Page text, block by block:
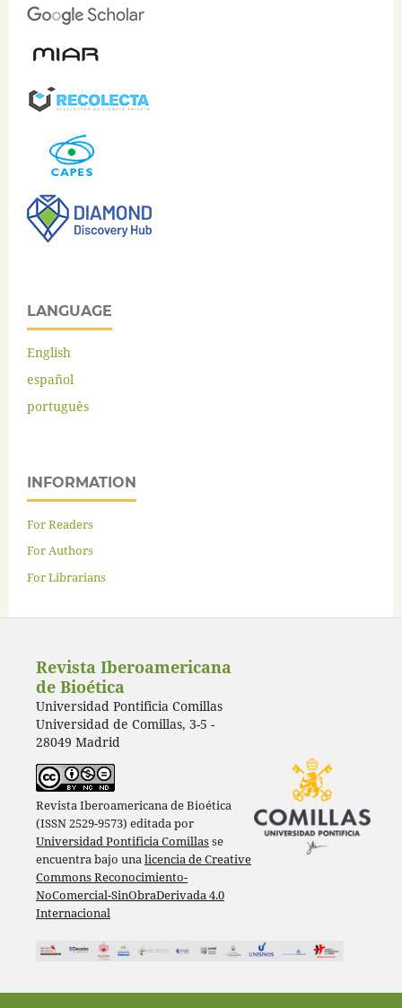
LANGUAGE
English
español
português
INFORMATION
For Readers
For Authors
For Librarians
Revista Iberoamericana
de Bioética
Universidad Pontificia Comillas
Universidad de Comillas, 3-5 -
28049 Madrid
Revista Iberoamericana de Bioética
(ISSN 2529-9573) editada por
Universidad Pontificia Comillasse
encuentra bajo unalicencia de Creative
Commons Reconocimiento-
NoComercial-SinObraDerivada 4.0
Internacional